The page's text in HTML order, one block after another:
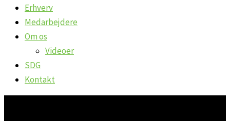
Erhverv
Medarbejdere
Om os
Videoer
SDG
Kontakt